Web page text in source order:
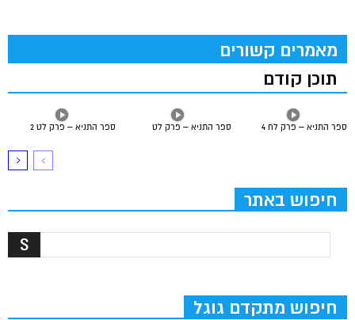
מאמרים קשורים
תוכן קודם
ספר התניא – פרק לט 2 ספר התניא – פרק לט ספר התניא – פרק לח 4
חיפוש באתר
חיפוש מתקדם גוגל